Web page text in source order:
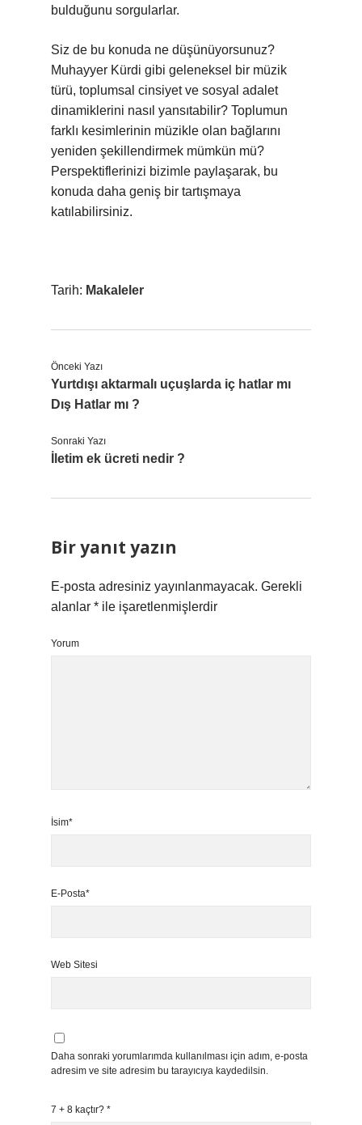
bulduğunu sorgularlar.
Siz de bu konuda ne düşünüyorsunuz?
Muhayyer Kürdi gibi geleneksel bir müzik
türü, toplumsal cinsiyet ve sosyal adalet
dinamiklerini nasıl yansıtabilir? Toplumun
farklı kesimlerinin müzikle olan bağlarını
yeniden şekillendirmek mümkün mü?
Perspektiflerinizi bizimle paylaşarak, bu
konuda daha geniş bir tartışmaya
katılabilirsiniz.
Tarih: Makaleler
Önceki Yazı
Yurtdışı aktarmalı uçuşlarda iç hatlar mı
Dış Hatlar mı ?
Sonraki Yazı
İletim ek ücreti nedir ?
Bir yanıt yazın
E-posta adresiniz yayınlanmayacak. Gerekli
alanlar * ile işaretlenmişlerdir
Yorum
İsim*
E-Posta*
Web Sitesi
Daha sonraki yorumlarımda kullanılması için adım, e-posta
adresim ve site adresim bu tarayıcıya kaydedilsin.
7 + 8 kaçtır? *